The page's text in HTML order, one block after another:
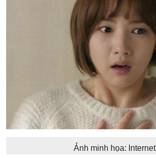
Ảnh minh họa: Internet